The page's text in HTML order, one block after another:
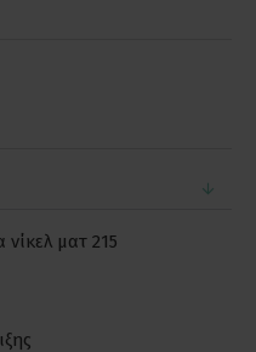
ματ 215